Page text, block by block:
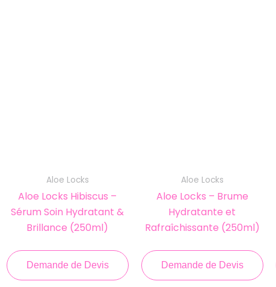
Aloe Locks
Aloe Locks Hibiscus –
Sérum Soin Hydratant &
Brillance (250ml)
Demande de Devis
Aloe Locks
Aloe Locks – Brume
Hydratante et
Rafraîchissante (250ml)
Demande de Devis